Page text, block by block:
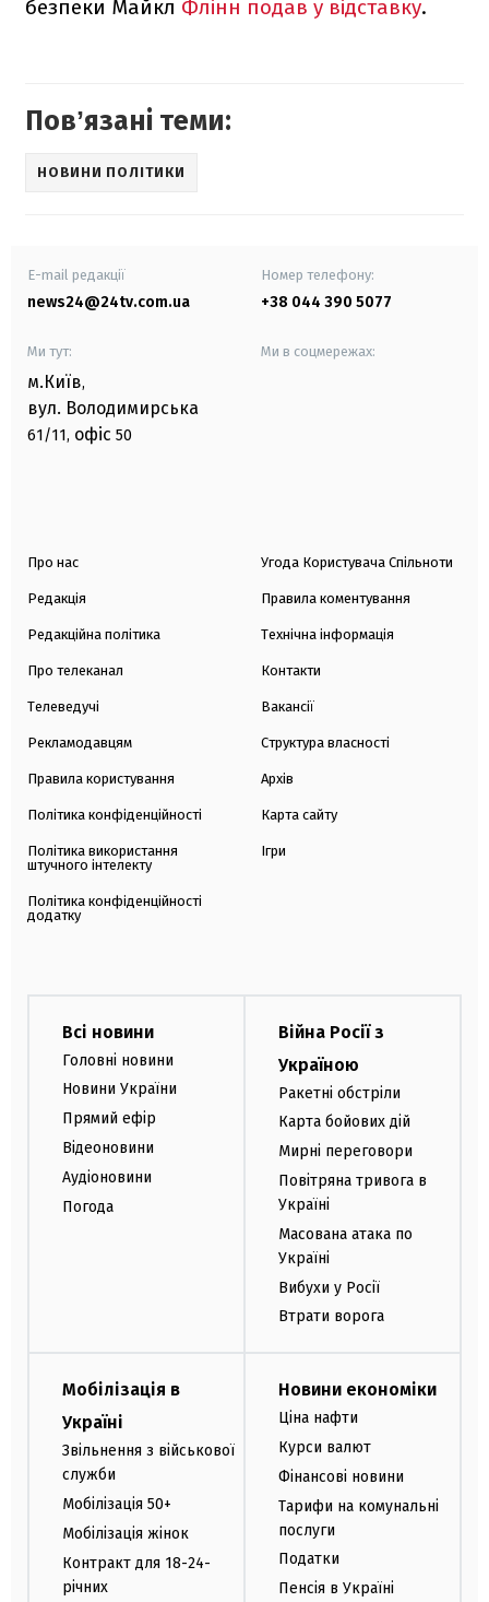
безпеки Майкл Флінн подав у відставку.
Повʼязані теми:
НОВИНИ ПОЛІТИКИ
E-mail редакції
news24@24tv.com.ua
Номер телефону:
+38 044 390 5077
Ми тут:
м.Київ,
вул. Володимирська
61/11, офіс 50
Ми в соцмережах:
Про нас
Редакція
Редакційна політика
Про телеканал
Телеведучі
Рекламодавцям
Правила користування
Політика конфіденційності
Політика використання
штучного інтелекту
Політика конфіденційності
додатку
Угода Користувача Спільноти
Правила коментування
Технічна інформація
Контакти
Вакансії
Структура власності
Архів
Карта сайту
Ігри
Всі новини
Головні новини
Новини України
Прямий ефір
Відеоновини
Аудіоновини
Погода
Війна Росії з
Україною
Ракетні обстріли
Карта бойових дій
Мирні переговори
Повітряна тривога в
Україні
Масована атака по
Україні
Вибухи у Росії
Втрати ворога
Мобілізація в
Україні
Звільнення з військової
служби
Мобілізація 50+
Мобілізація жінок
Контракт для 18-24-
річних
Новини економіки
Ціна нафти
Курси валют
Фінансові новини
Тарифи на комунальні
послуги
Податки
Пенсія в Україні